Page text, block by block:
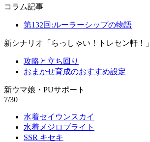
コラム記事
第132回:ルーラーシップの物語
新シナリオ「らっしゃい！トレセン軒！」
攻略と立ち回り
おまかせ育成のおすすめ設定
新ウマ娘・PUサポート
7/30
水着セイウンスカイ
水着メジロブライト
SSR キセキ